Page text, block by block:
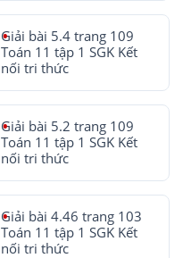
Giải bài 5.4 trang 109
Toán 11 tập 1 SGK Kết
nối tri thức
Giải bài 5.2 trang 109
Toán 11 tập 1 SGK Kết
nối tri thức
Giải bài 4.46 trang 103
Toán 11 tập 1 SGK Kết
nối tri thức